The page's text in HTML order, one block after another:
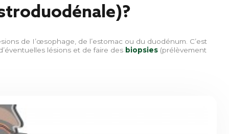
de I’œsophage, de l’estomac ou du duodénum. C’est
lésions et de faire des biopsies(prélèvement